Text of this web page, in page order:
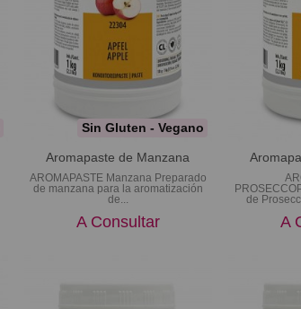
Sin Gluten - Vegano
Aromapaste de Manzana
AROMAPASTE Manzana Preparado
de manzana para la aromatización
de...
A Consultar
de
A